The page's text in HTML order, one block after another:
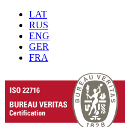
LAT
RUS
ENG
GER
FRA